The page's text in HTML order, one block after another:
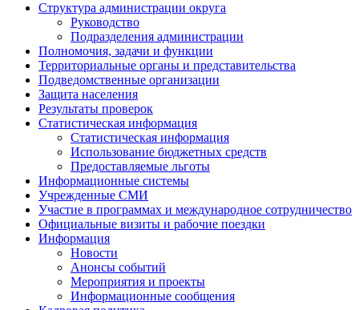
Структура администрации округа
Руководство
Подразделения администрации
Полномочия, задачи и функции
Территориальные органы и представительства
Подведомственные организации
Защита населения
Результаты проверок
Статистическая информация
Статистическая информация
Использование бюджетных средств
Предоставляемые льготы
Информационные системы
Учрежденные СМИ
Участие в программах и международное сотрудничество
Официальные визиты и рабочие поездки
Информация
Новости
Анонсы событий
Мероприятия и проекты
Информационные сообщения